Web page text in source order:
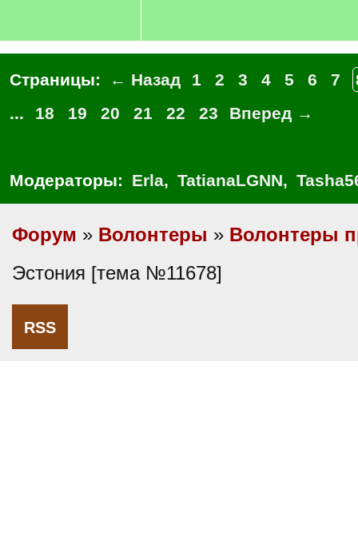
Страницы: ← Назад 1 2 3 4 5 6 7
...
18 19 20 21 22 23 Вперед →
Модераторы: Erla, TatianaLGNN,
Форум » Волонтеры » Волонтеры
Эстония [тема №11678]
RSS